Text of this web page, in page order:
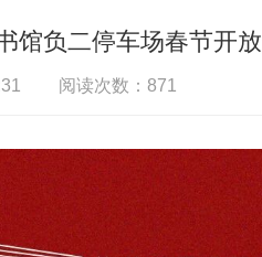
馆负二停车场春节开
阅读次数：871